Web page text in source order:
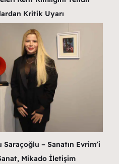
Kritik Uyarı
– Sanatın Evrim’i
Mikado İletişim